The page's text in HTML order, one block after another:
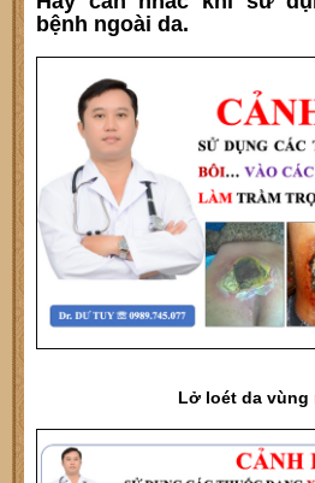
bệnh ngoài da.
Lở loét da vùng